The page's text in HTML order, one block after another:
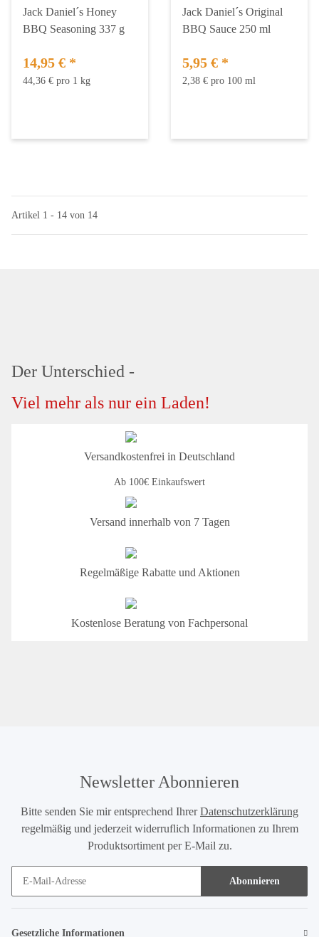
Jack Daniel´s Honey
BBQ Seasoning 337 g
14,95 € *
44,36 € pro 1 kg
Jack Daniel´s Original
BBQ Sauce 250 ml
5,95 € *
2,38 € pro 100 ml
Artikel 1 - 14 von 14
Der Unterschied -
Viel mehr als nur ein Laden!
Versandkostenfrei in Deutschland
Ab 100€ Einkaufswert
Versand innerhalb von 7 Tagen
Regelmäßige Rabatte und Aktionen
Kostenlose Beratung von Fachpersonal
Newsletter Abonnieren
Bitte senden Sie mir entsprechend IhrerDatenschutzerklärung
regelmäßig und jederzeit widerruflich Informationen zu Ihrem
Produktsortiment per E-Mail zu.
Abonnieren
Gesetzliche Informationen